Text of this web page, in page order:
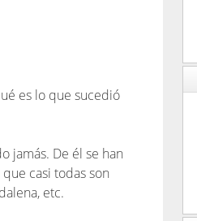
es lo que sucedió
jamás. De él se han
casi todas son
etc.